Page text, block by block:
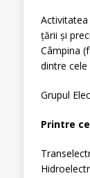
ţării și
Câmpina
dintre
Grupul
Printre